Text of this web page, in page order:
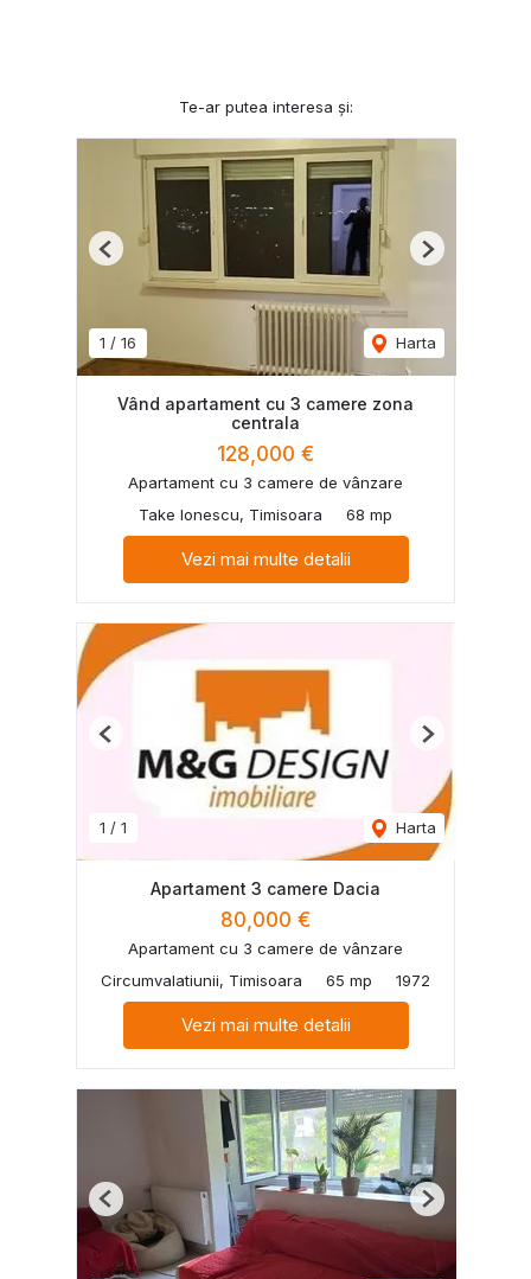
Te-ar putea interesa și:
1 / 16 Harta
Previous Next
Vând apartament cu 3 camere zona
centrala
128,000 €
Apartament cu 3 camere de vânzare
Take Ionescu, Timisoara
68 mp
Vezi mai multe detalii
1 / 1 Harta
Previous Next
Apartament 3 camere Dacia
80,000 €
Apartament cu 3 camere de vânzare
Circumvalatiunii, Timisoara
65 mp 1972
Vezi mai multe detalii
Previous Next